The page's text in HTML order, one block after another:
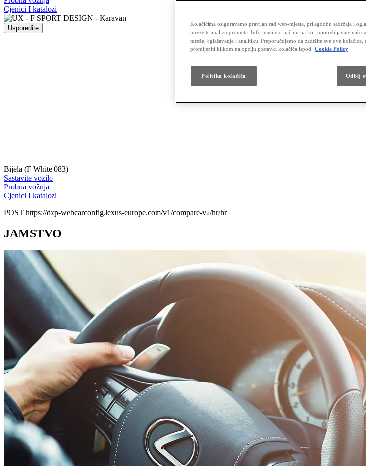
Cjenici I katalozi
Usporedite
Bijela (F White 083)
Sastavite vozilo
Probna vožnja
Cjenici I katalozi
POST https://dxp-webcarconfig.lexus-europe.com/v1/compare-v2/hr/hr
JAMSTVO
Kolačićima osiguravamo pravilan rad web-mjesta, prilagodbu sadržaja i
mreže te analizu prometa. Informacije o načinu na koji upotrebljavate naše
mreže, oglašavanje i analitiku. Preporučujemo da zadržite sve ove kolačiće,
promijeniti klikom na opciju postavki kolačića ispod.
Cookie Policy
Politika kolačića Odbij